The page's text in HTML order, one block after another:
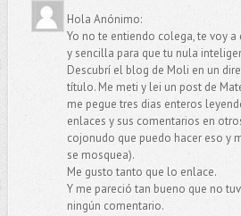
Hola Anónimo:
Yo no te entiendo colega, te voy
y sencilla para que tu nula
Descubrí el blog de Moli en un
título. Me meti y lei un post de
me pegue tres dias enteros
enlaces y sus comentarios en
cojonudo que puedo hacer eso y
se mosquea).
Me gusto tanto que lo enlace.
Y me pareció tan bueno que no
ningún comentario.